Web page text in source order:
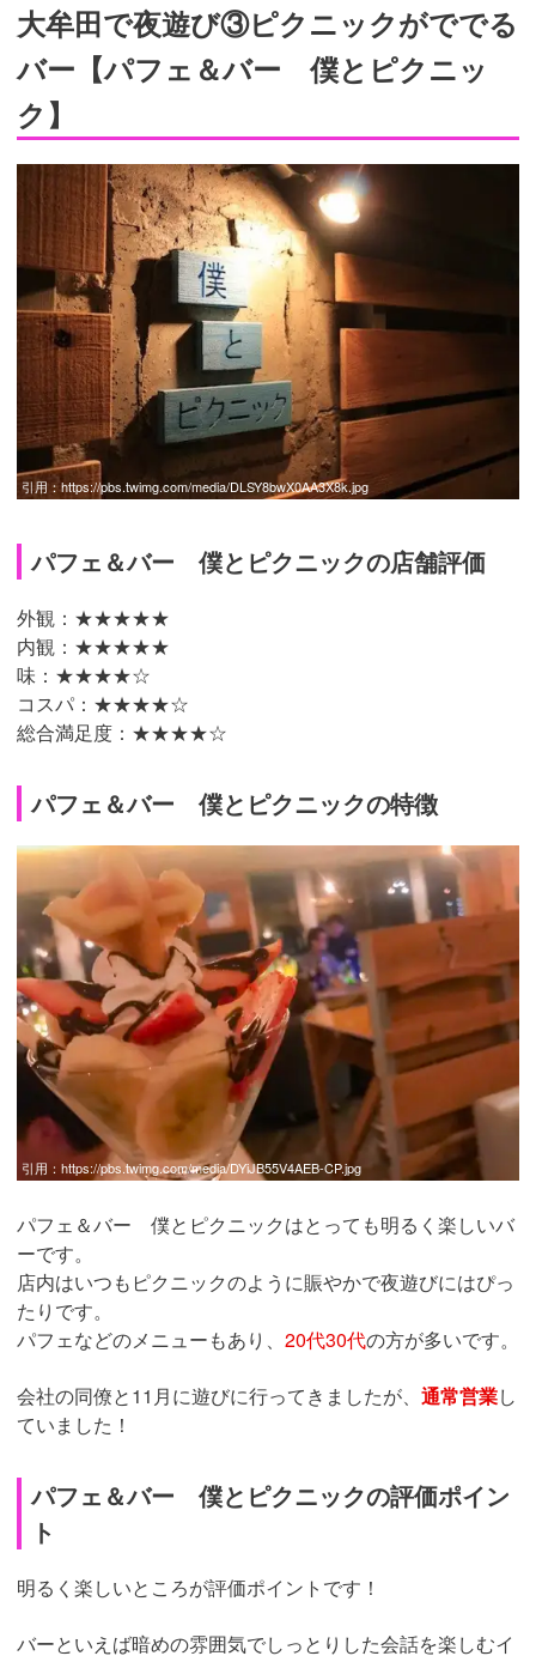
大牟田で夜遊び③ピクニックがででる
バー【パフェ＆バー 僕とピクニッ
ク】
引用：https://pbs.twimg.com/media/DLSY8bwX0AA3X8k.jpg
パフェ＆バー 僕とピクニックの店舗評価
外観：★★★★★
内観：★★★★★
味：★★★★☆
コスパ：★★★★☆
総合満足度：★★★★☆
パフェ＆バー 僕とピクニックの特徴
引用： https://pbs.twimg.com/media/DYiJB55V4AEB-CP.jpg
パフェ＆バー 僕とピクニックはとっても明るく楽しいバ
ーです。
店内はいつもピクニックのように賑やかで夜遊びにはぴっ
たりです。
パフェなどのメニューもあり、 20代30代の方が多いです。
会社の同僚と11月に遊びに行ってきましたが、 通常営業し
ていました！
パフェ＆バー 僕とピクニックの評価ポイン
ト
明るく楽しいところが評価ポイントです！
バーといえば暗めの雰囲気でしっとりした会話を楽しむイ